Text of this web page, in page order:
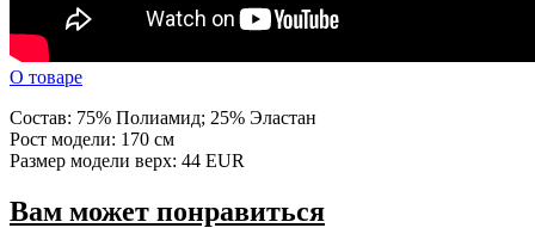
О товаре
Состав: 75% Полиамид; 25% Эластан
Рост модели: 170 см
Размер модели верх: 44 EUR
Вам может понравиться